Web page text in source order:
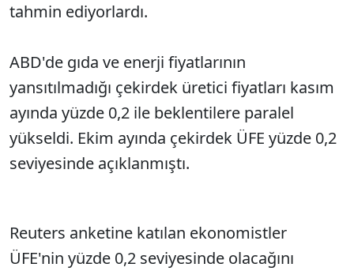
tahmin ediyorlardı.
ABD'de gıda ve enerji fiyatlarının
yansıtılmadığı çekirdek üretici fiyatları kasım
ayında yüzde 0,2 ile beklentilere paralel
yükseldi. Ekim ayında çekirdek ÜFE yüzde 0,2
seviyesinde açıklanmıştı.
Reuters anketine katılan ekonomistler
ÜFE'nin yüzde 0,2 seviyesinde olacağını